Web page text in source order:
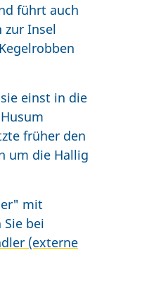
führt auch
zur Insel
einst in die
früher den
um die Hallig
mit
bei
(externe